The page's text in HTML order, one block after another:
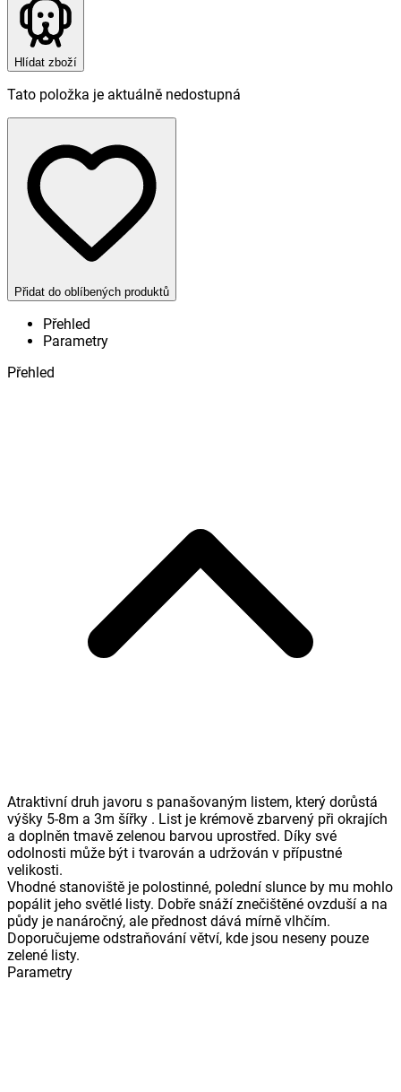
Hlídat zboží
Tato položka je aktuálně nedostupná
Přidat do oblíbených produktů
Přehled
Parametry
Přehled
Atraktivní druh javoru s panašovaným listem, který dorůstá
výšky 5-8m a 3m šířky . List je krémově zbarvený při okrajích
a doplněn tmavě zelenou barvou uprostřed. Díky své
odolnosti může být i tvarován a udržován v přípustné
velikosti.
Vhodné stanoviště je polostinné, polední slunce by mu mohlo
popálit jeho světlé listy. Dobře snáží znečištěné ovzduší a na
půdy je nanáročný, ale přednost dává mírně vlhčím.
Doporučujeme odstraňování větví, kde jsou neseny pouze
zelené listy.
Parametry